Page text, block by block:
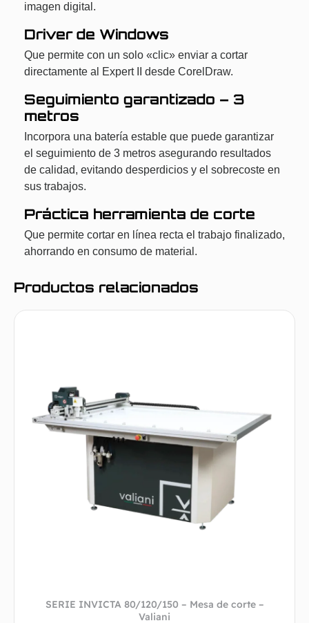
imagen digital.
Driver de Windows
Que permite con un solo «clic» enviar a cortar
directamente al Expert II desde CorelDraw.
Seguimiento garantizado – 3
metros
Incorpora una batería estable que puede garantizar
el seguimiento de 3 metros asegurando resultados
de calidad, evitando desperdicios y el sobrecoste en
sus trabajos.
Práctica herramienta de corte
Que permite cortar en línea recta el trabajo finalizado,
ahorrando en consumo de material.
Productos relacionados
SERIE INVICTA 80/120/150 – Mesa de corte –
Valiani